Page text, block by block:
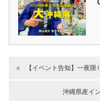
【イベント告知】一夜
沖縄県産イ